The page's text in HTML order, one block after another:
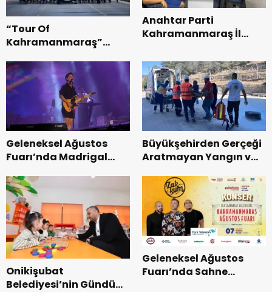
“Tour Of
Kahramanmaraş”
Bisikleti Turnuvası
Tamamlandı.
Anahtar Parti
Kahramanmaraş İl
Teşkilatı ile buluştu.
Geleneksel Ağustos
Fuarı’nda Madrigal
Büyükşehirden Gerçeği
Aratmayan Yangın ve
Onikişubat
Belediyesi’nin Gündüz
Geleneksel Ağustos
Fuarı’nda Sahne